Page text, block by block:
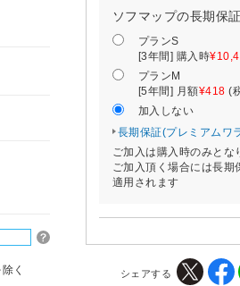
く
ソフマップの長期保証
プランS
[3年間] 購入時
プランM
[5年間] 月額¥418 (
加入しない
長期保証(プレミアムワ
ご加入は購入時のみとな
ご加入頂く場合には長期
適用されます
シェアする